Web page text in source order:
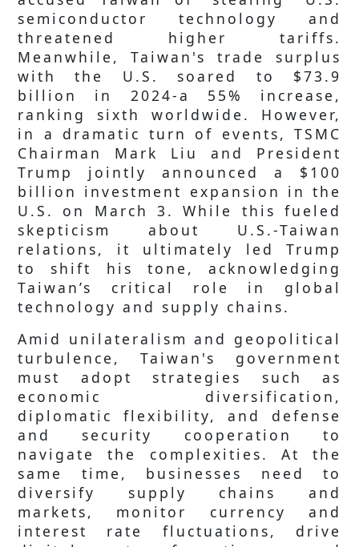
semiconductor technology and
threatened higher tariffs.
Meanwhile, Taiwan's trade surplus
with the U.S. soared to $73.9
billion in 2024-a 55% increase,
ranking sixth worldwide. However,
in a dramatic turn of events, TSMC
Chairman Mark Liu and President
Trump jointly announced a $100
billion investment expansion in the
U.S. on March 3. While this fueled
skepticism about U.S.-Taiwan
relations, it ultimately led Trump
to shift his tone, acknowledging
Taiwan’s critical role in global
technology and supply chains.
Amid unilateralism and geopolitical
turbulence, Taiwan's government
must adopt strategies such as
economic diversification,
diplomatic flexibility, and defense
and security cooperation to
navigate the complexities. At the
same time, businesses need to
diversify supply chains and
markets, monitor currency and
interest rate fluctuations, drive